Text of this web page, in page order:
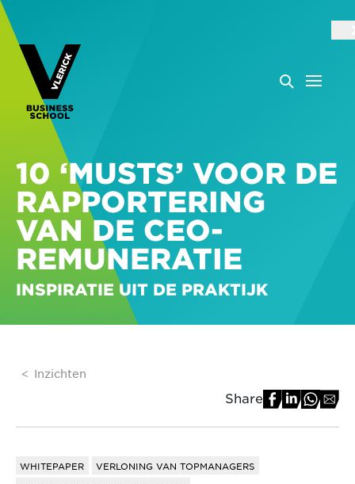
10 ‘MUSTS’ VOOR DE
RAPPORTERING
VAN DE CEO-
REMUNERATIE
INSPIRATIE UIT DE PRAKTIJK
Inzichten
Share
WHITEPAPER
VERLONING VAN TOPMANAGERS